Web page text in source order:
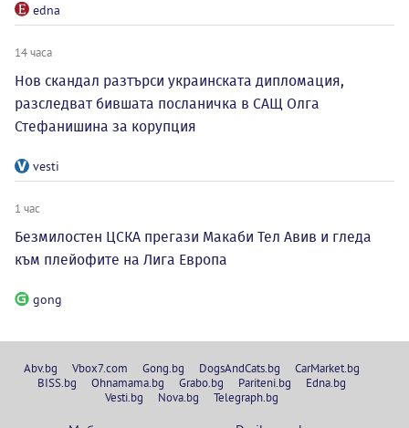
edna
14 часа
Нов скандал разтърси украинската дипломация,
разследват бившата посланичка в САЩ Олга
Стефанишина за корупция
vesti
1 час
Безмилостен ЦСКА прегази Макаби Тел Авив и гледа
към плейофите на Лига Европа
gong
Abv.bg Vbox7.com Gong.bg DogsAndCats.bg
CarMarket.bg
BISS.bg
Ohnamama.bg Grabo.bg Pariteni.bg
Edna.bg
Vesti.bg
Nova.bg Telegraph.bg